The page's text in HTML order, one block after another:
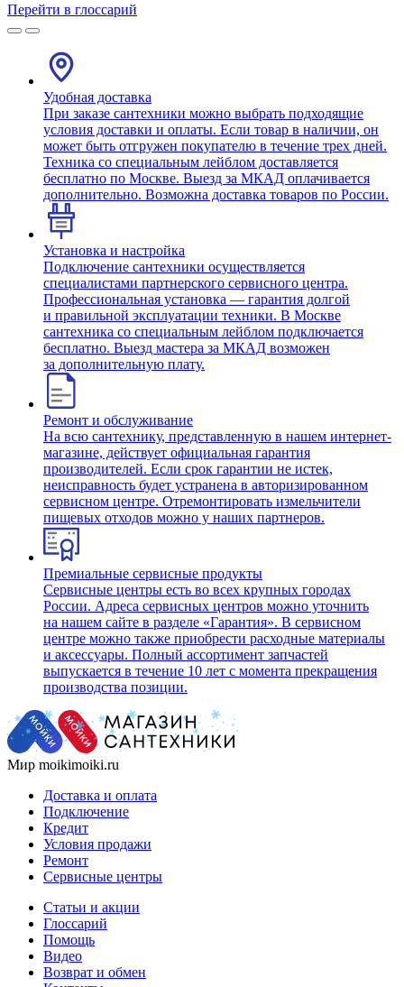
Перейти в глоссарий
Удобная доставка
При заказе сантехники можно выбрать подходящие
условия доставки и оплаты. Если товар в наличии, он
может быть отгружен покупателю в течение трех дней.
Техника со специальным лейблом доставляется
бесплатно по Москве. Выезд за МКАД оплачивается
дополнительно. Возможна доставка товаров по России.
Установка и настройка
Подключение сантехники осуществляется
специалистами партнерского сервисного центра.
Профессиональная установка — гарантия долгой
и правильной эксплуатации техники. В Москве
сантехника со специальным лейблом подключается
бесплатно. Выезд мастера за МКАД возможен
за дополнительную плату.
Ремонт и обслуживание
На всю сантехнику, представленную в нашем интернет-
магазине, действует официальная гарантия
производителей. Если срок гарантии не истек,
неисправность будет устранена в авторизированном
сервисном центре. Отремонтировать измельчители
пищевых отходов можно у наших партнеров.
Премиальные сервисные продукты
Сервисные центры есть во всех крупных городах
России. Адреса сервисных центров можно уточнить
на нашем сайте в разделе «Гарантия». В сервисном
центре можно также приобрести расходные материалы
и аксессуары. Полный ассортимент запчастей
выпускается в течение 10 лет с момента прекращения
производства позиции.
Мир moikimoiki.ru
Доставка и оплата
Подключение
Кредит
Условия продажи
Ремонт
Сервисные центры
Статьи и акции
Глоссарий
Помощь
Видео
Возврат и обмен